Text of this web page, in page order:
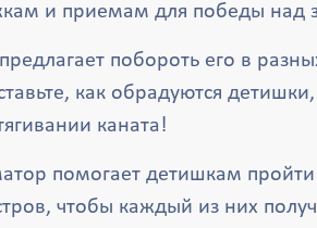
и приемам для победы над
побороть его в
как обрадуются
каната!
помогает детишкам
чтобы каждый из них